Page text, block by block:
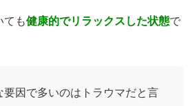
ても健康的でリラックスした状態で
要因で多いのはトラウマだと言